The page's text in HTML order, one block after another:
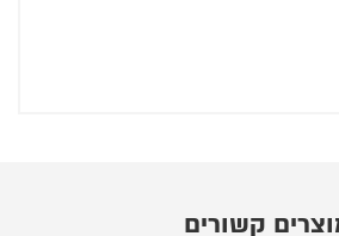
קשורים